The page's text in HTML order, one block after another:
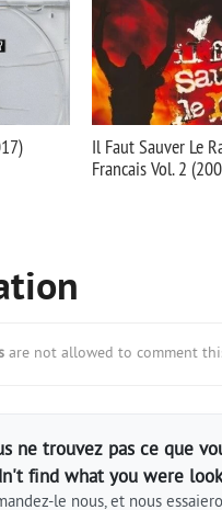
Il Faut Sauver Le
Francais Vol. 2
are not allowed to comment
ne trouvez pas ce que
find what you were
le nous, et nous